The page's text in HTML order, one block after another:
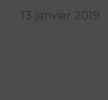
13 janvier 2019